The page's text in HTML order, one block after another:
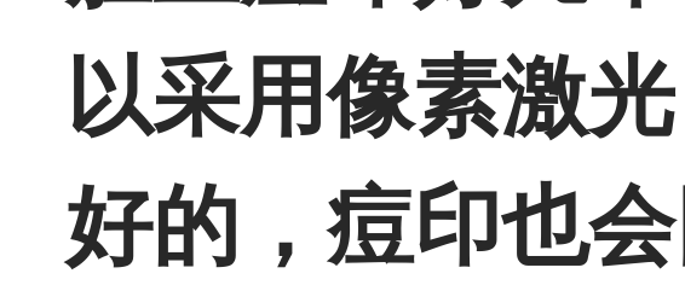
以采用像素激
好的，痘印也会